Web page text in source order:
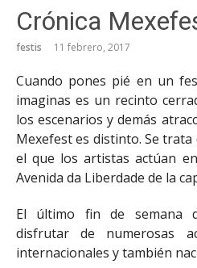
Crónica
festis 11 febrero, 2017
Cuando pones pié en un
imaginas es un recinto
los escenarios y demás
Mexefest es distinto. Se
el que los artistas actúan
Avenida da Liberdade de la
El último fin de semana
disfrutar de numerosas
internacionales y también